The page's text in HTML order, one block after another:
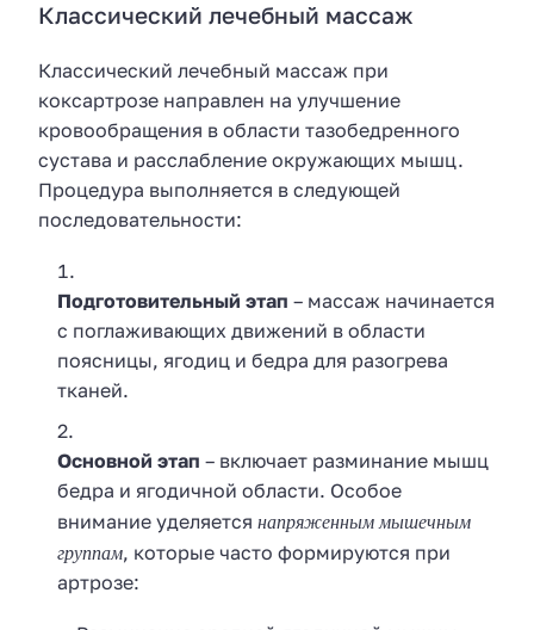
Классический лечебный массаж
Классический лечебный массаж при
коксартрозе направлен на улучшение
кровообращения в области тазобедренного
сустава и расслабление окружающих мышц.
Процедура выполняется в следующей
последовательности:
Подготовительный этап – массаж начинается
с поглаживающих движений в области
поясницы, ягодиц и бедра для разогрева
тканей.
Основной этап – включает разминание мышц
бедра и ягодичной области. Особое
внимание уделяется напряженным мышечным
группам, которые часто формируются при
артрозе: